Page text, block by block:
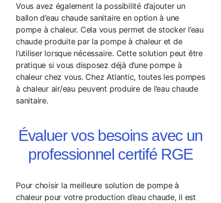
Vous avez également la possibilité d’ajouter un
ballon d’eau chaude sanitaire en option à une
pompe à chaleur. Cela vous permet de stocker l’eau
chaude produite par la pompe à chaleur et de
l’utiliser lorsque nécessaire. Cette solution peut être
pratique si vous disposez déjà d’une pompe à
chaleur chez vous. Chez Atlantic, toutes les pompes
à chaleur air/eau peuvent produire de l’eau chaude
sanitaire.
Évaluer vos besoins avec un
professionnel certifé RGE
Pour choisir la meilleure solution de pompe à
chaleur pour votre production d’eau chaude, il est